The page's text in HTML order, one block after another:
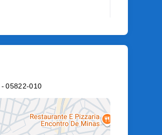
- 05822-010